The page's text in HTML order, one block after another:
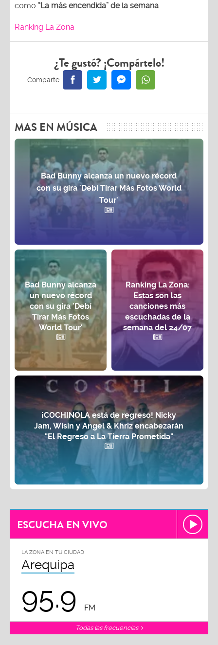
como “La más encendida” de la semana.
Ranking La Zona
¿Te gustó? ¡Compártelo!
MAS EN MÚSICA
Bad Bunny alcanza un nuevo récord
con su gira 'Debí Tirar Más Fotos World
Tour'
Bad Bunny alcanza
un nuevo récord
con su gira 'Debí
Tirar Más Fotos
World Tour'
Ranking La Zona:
Estas son las
canciones más
escuchadas de la
semana del 24/07
¡COCHINOLA está de regreso! Nicky
Jam, Wisin y Angel & Khriz encabezarán
"El Regreso a La Tierra Prometida"
ESCUCHA EN VIVO
LA ZONA EN TU CIUDAD
Arequipa
95.9 FM
Todas las frecuencias